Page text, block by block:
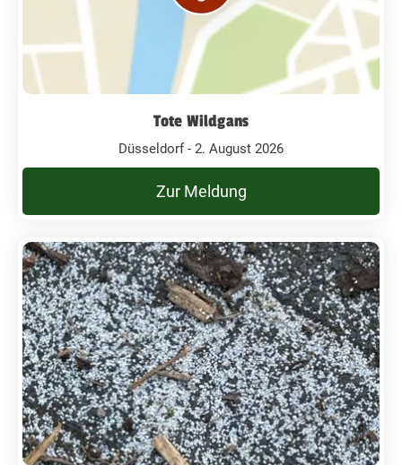
Tote Wildgans
Düsseldorf - 2. August 2026
Zur Meldung